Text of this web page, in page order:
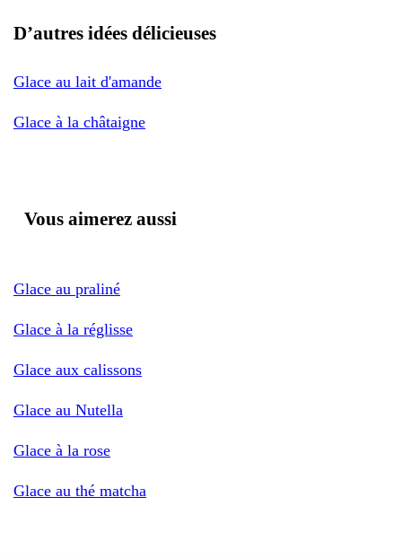
D’autres idées délicieuses
Glace au lait d'amande
Glace à la châtaigne
Vous aimerez aussi
Glace au praliné
Glace à la réglisse
Glace aux calissons
Glace au Nutella
Glace à la rose
Glace au thé matcha